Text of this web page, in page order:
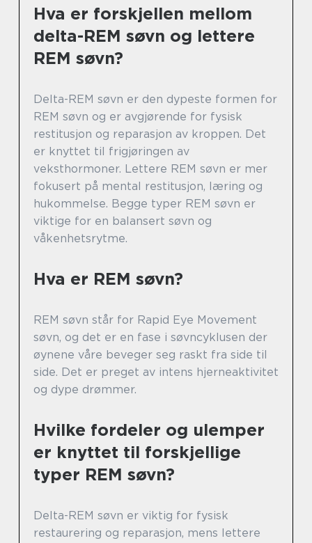
Hva er forskjellen mellom
delta-REM søvn og lettere
REM søvn?
Delta-REM søvn er den dypeste formen for
REM søvn og er avgjørende for fysisk
restitusjon og reparasjon av kroppen. Det
er knyttet til frigjøringen av
veksthormoner. Lettere REM søvn er mer
fokusert på mental restitusjon, læring og
hukommelse. Begge typer REM søvn er
viktige for en balansert søvn og
våkenhetsrytme.
Hva er REM søvn?
REM søvn står for Rapid Eye Movement
søvn, og det er en fase i søvncyklusen der
øynene våre beveger seg raskt fra side til
side. Det er preget av intens hjerneaktivitet
og dype drømmer.
Hvilke fordeler og ulemper
er knyttet til forskjellige
typer REM søvn?
Delta-REM søvn er viktig for fysisk
restaurering og reparasjon, mens lettere